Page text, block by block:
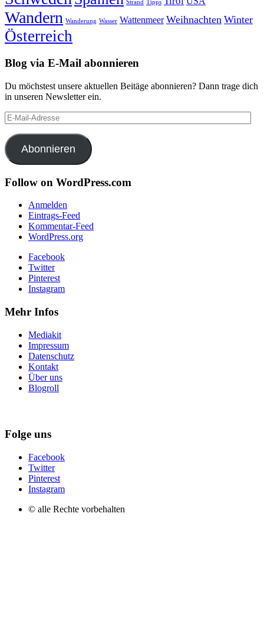
Strand Tipps
Wandern Wanderung Wasser Wattenmeer Weihnachten Winter
Österreich
Blog via E-Mail abonnieren
Du möchstest unsere aktuellen Beitäge abonnieren? Dann trage dich
in unseren Newsletter ein.
E-
Mail-
Adresse
Abonnieren
Follow on WordPress.com
Anmelden
Eintrags-Feed
Kommentar-Feed
WordPress.org
Facebook
Twitter
Pinterest
Instagram
Mehr Infos
Mediakit
Impressum
Datenschutz
Kontakt
Über uns
Blogroll
Folge uns
Facebook
Twitter
Pinterest
Instagram
© alle Rechte vorbehalten